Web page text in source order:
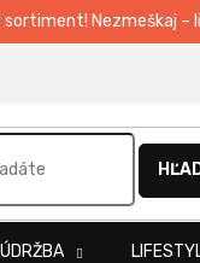
Nezmeškaj –